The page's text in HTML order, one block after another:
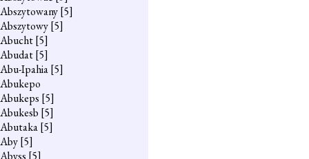
Abszytowany[5]
Abszytowy[5]
Abucht[5]
Abudat[5]
Abu-Ipahia[5]
Abukepo
Abukeps [5]
Abukesb [5]
Abutaka[5]
Aby[5]
Abyss [5]